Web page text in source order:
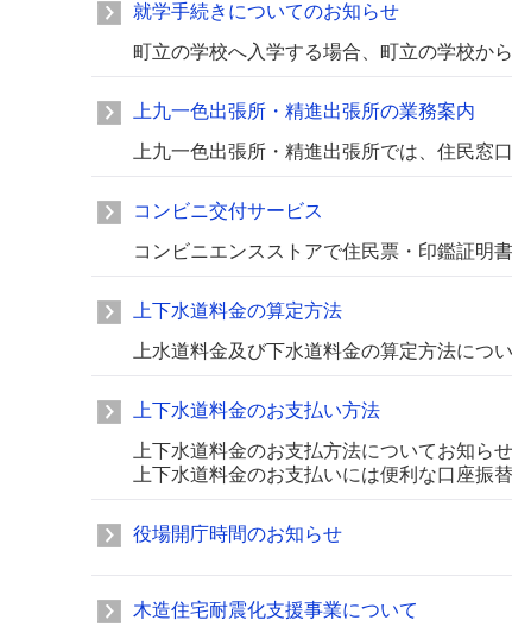
就学手続きについてのお知らせ
町立の学校へ入学する場合、町立の学校か
上九一色出張所・精進出張所の業務案内
上九一色出張所・精進出張所では、住民窓
コンビニ交付サービス
コンビニエンスストアで住民票・印鑑証明
上下水道料金の算定方法
上水道料金及び下水道料金の算定方法につ
上下水道料金のお支払い方法
上下水道料金のお支払方法についてお知らせ
上下水道料金のお支払いには便利な口座振
役場開庁時間のお知らせ
木造住宅耐震化支援事業について